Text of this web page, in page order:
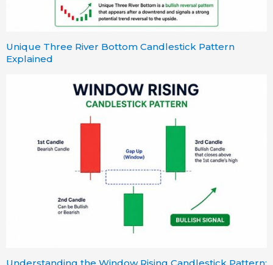
Unique Three River Bottom Candlestick Pattern
Explained